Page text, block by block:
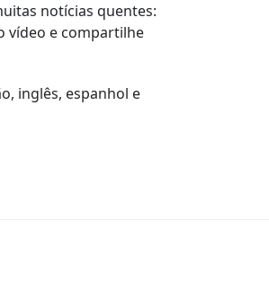
notícias quentes:
vídeo e compartilhe
inglês, espanhol e